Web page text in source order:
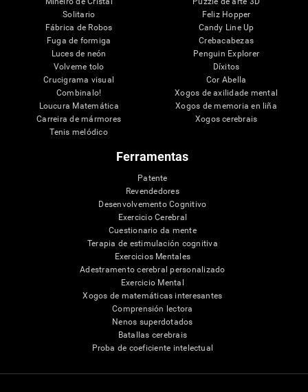
Solitario
Fábrica de Robos
Fuga de formiga
Luces de neón
Volveme tolo
Crucigrama visual
Combinalo!
Loucura Matemática
Carreira de mármores
Tenis melódico
Feliz Hopper
Candy Line Up
Crebacabezas
Penguin Explorer
Díxitos
Cor Abella
Xogos de axilidade mental
Xogos de memoria en liña
Xogos cerebrais
Ferramentas
Patente
Revendedores
Desenvolvemento Cognitivo
Exercicio Cerebral
Cuestionario da mente
Terapia de estimulación cognitiva
Exercicios Mentales
Adestramento cerebral personalizado
Exercicio Mental
Xogos de matemáticas interesantes
Comprensión lectora
Nenos superdotados
Batallas cerebrais
Proba de coeficiente intelectual